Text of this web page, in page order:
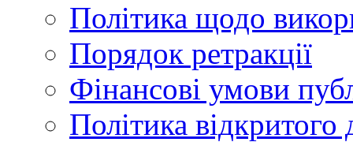
Політика щодо
Порядок ретракції
Фінансові умови
Політика